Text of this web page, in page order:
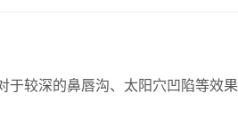
于较深的鼻唇沟、太阳穴凹陷等效